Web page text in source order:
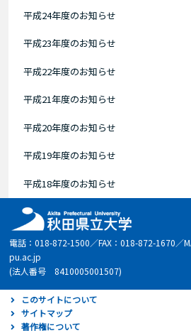
平成24年度のお知らせ
平成23年度のお知らせ
平成22年度のお知らせ
平成21年度のお知らせ
平成20年度のお知らせ
平成19年度のお知らせ
平成18年度のお知らせ
電話：018-872-1500／FAX：018-872-1670／
pu.ac.jp
(法人番号 8410005001507)
このサイトについて
サイトマップ
著作権について